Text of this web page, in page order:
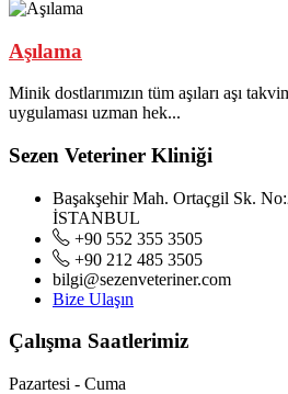
Aşılama
Minik dostlarımızın tüm aşıları aşı
uygulaması uzman hek...
Sezen Veteriner Kliniği
Başakşehir Mah. Ortaçgil Sk.
İSTANBUL
+90 552 355 3505
+90 212 485 3505
bilgi@sezenveteriner.com
Bize Ulaşın
Çalışma Saatlerimiz
Pazartesi - Cuma